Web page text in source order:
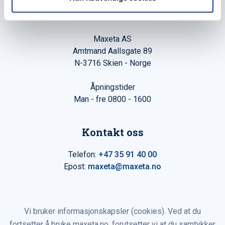
Hovedkontor
Maxeta AS
Amtmand Aallsgate 89
N-3716 Skien - Norge
Åpningstider
Man - fre 0800 - 1600
Kontakt oss
Telefon: +47 35 91 40 00
Epost: maxeta@maxeta.no
Vi bruker informasjonskapsler (cookies). Ved at du